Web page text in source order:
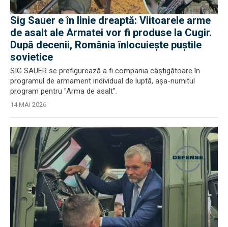
Sig Sauer e în linie dreaptă: Viitoarele arme
de asalt ale Armatei vor fi produse la Cugir.
După decenii, România înlocuiește puștile
sovietice
SIG SAUER se prefigurează a fi compania câștigătoare în
programul de armament individual de luptă, așa-numitul
program pentru "Arma de asalt".
14 MAI 2026
EXCLUSIV